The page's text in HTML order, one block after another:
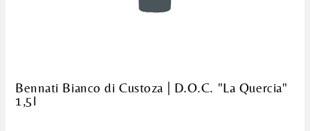
Bennati Bianco di Custoza | D.O.C. "La Quercia"
1,5l